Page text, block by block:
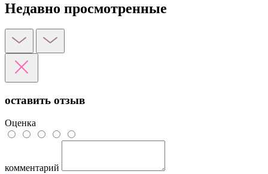
Недавно просмотренные
оставить отзыв
Оценка
комментарий